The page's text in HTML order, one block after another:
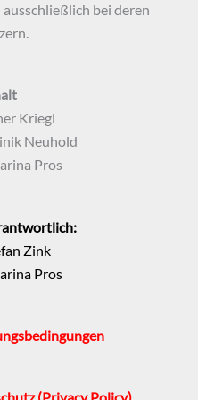
bei deren
Kriegl
Neuhold
Pros
Zink
Pros